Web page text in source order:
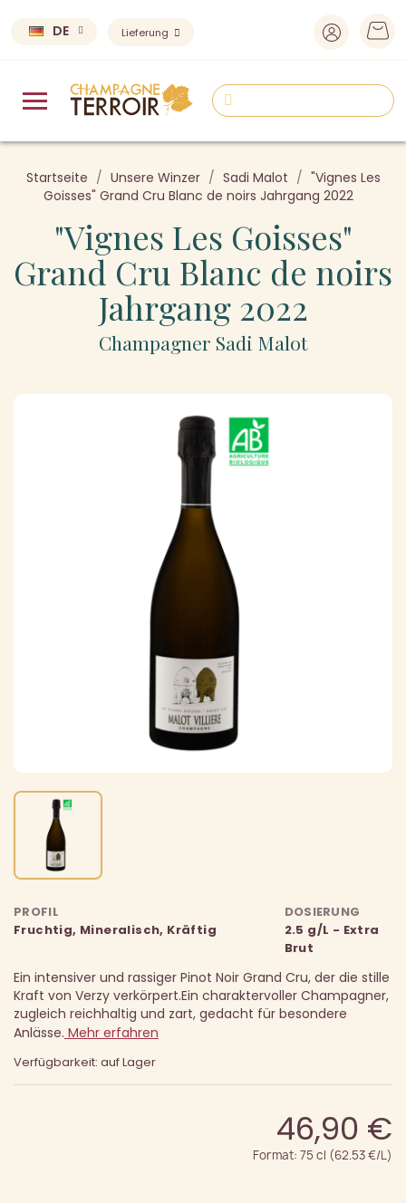
DE Lieferung
Startseite Unsere Winzer Sadi Malot
"Vignes Les
Goisses" Grand Cru Blanc de noirs Jahrgang 2022
"Vignes Les Goisses"
Grand Cru Blanc de noirs
Jahrgang 2022
Champagner Sadi Malot
PROFIL
Fruchtig, Mineralisch, Kräftig
DOSIERUNG
2.5 g/L - Extra
Brut
Ein intensiver und rassiger Pinot Noir Grand Cru, der die stille
Kraft von Verzy verkörpert.Ein charaktervoller Champagner,
zugleich reichhaltig und zart, gedacht für besondere
Anlässe. Mehr erfahren
Verfügbarkeit: auf Lager
46,90 €
Format: 75 cl (62.53 €/L)